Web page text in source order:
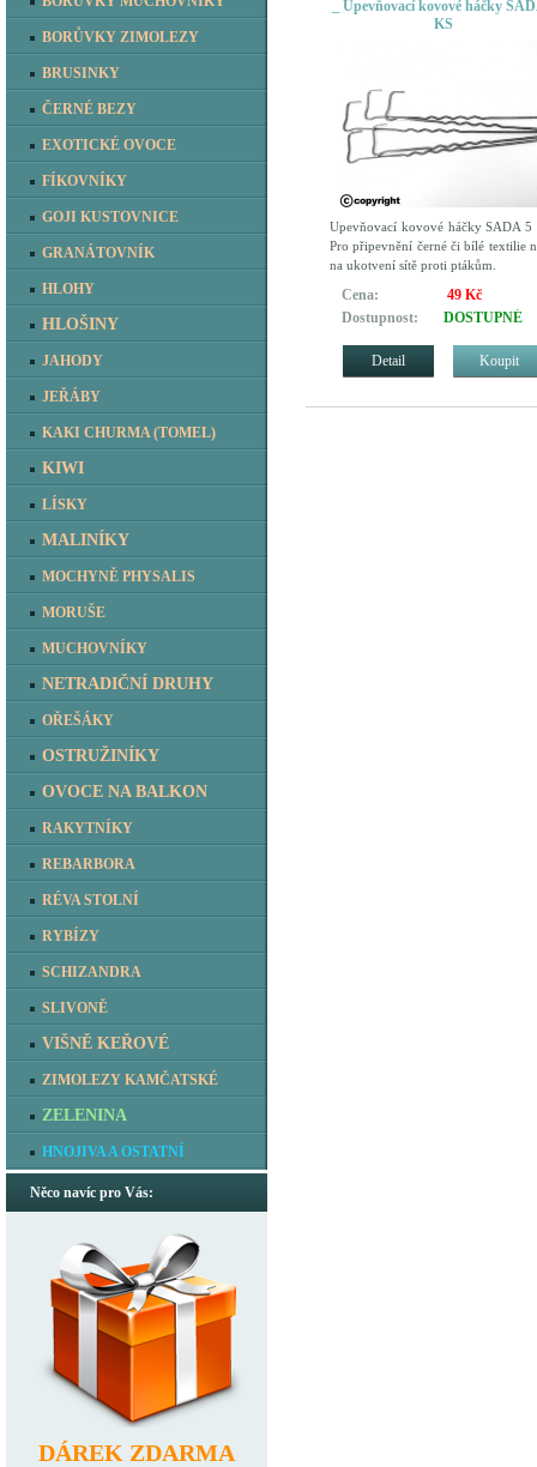
BORŮVKY ZIMOLEZY
BRUSINKY
ČERNÉ BEZY
EXOTICKÉ OVOCE
FÍKOVNÍKY
GOJI KUSTOVNICE
GRANÁTOVNÍK
HLOHY
HLOŠINY
JAHODY
JEŘÁBY
KAKI CHURMA (TOMEL)
KIWI
LÍSKY
MALINÍKY
MOCHYNĚ PHYSALIS
MORUŠE
MUCHOVNÍKY
NETRADIČNÍ DRUHY
OŘEŠÁKY
OSTRUŽINÍKY
OVOCE NA BALKON
RAKYTNÍKY
REBARBORA
RÉVA STOLNÍ
RYBÍZY
SCHIZANDRA
SLIVONĚ
VIŠNĚ KEŘOVÉ
ZIMOLEZY KAMČATSKÉ
ZELENINA
HNOJIVA A OSTATNÍ
Něco navíc pro Vás:
DÁREK ZDARMA
_ Upevňovací kovové háčky
KS
Upevňovací kovové háčky SADA 5
Pro připevnění černé či bílé textilie
na ukotvení sítě proti ptákům.
Cena:
49 Kč
Dostupnost:
DOSTUPNÉ
Koupit
Detail